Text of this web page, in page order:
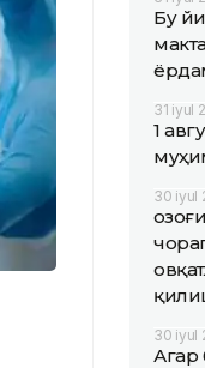
Бу
31 iyul
1
30 iyul
30 iyul
Агар